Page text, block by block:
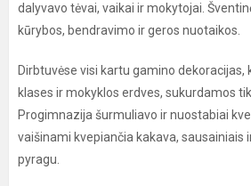
dalyvavo tėvai, vaikai ir mokytojai.
kūrybos, bendravimo ir geros nuotaikos.
Dirbtuvėse visi kartu gamino dekoracijas,
klases ir mokyklos erdves, sukurdamos
Progimnazija šurmuliavo ir nuostabiai
vaišinami kvepiančia kakava, sausainiais
pyragu.